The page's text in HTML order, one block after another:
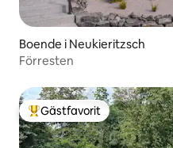
Boende i Neukieritzsch
Förresten
Populär gästfavorit
Gästfavorit